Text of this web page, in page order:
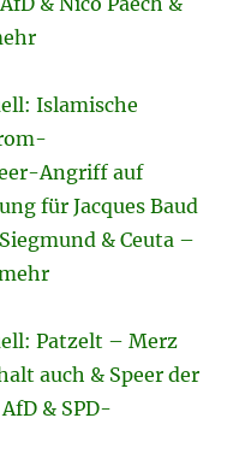
Islamische
Angriff auf
für Jacques Baud
& Ceuta –
Patzelt – Merz
auch & Speer der
& SPD-